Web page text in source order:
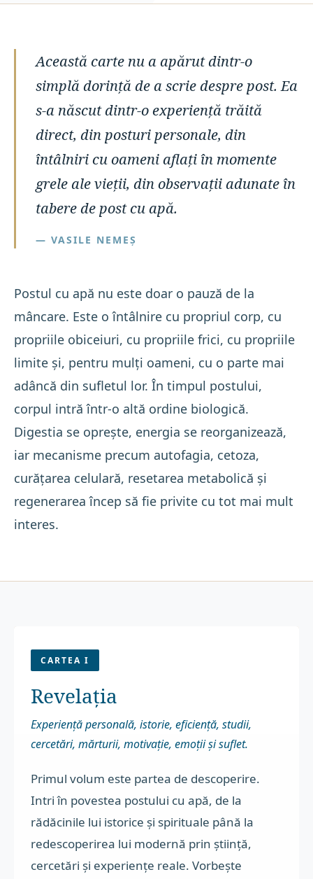
Această carte nu a apărut dintr-o
simplă dorință de a scrie despre post. Ea
s-a născut dintr-o experiență trăită
direct, din posturi personale, din
întâlniri cu oameni aflați în momente
grele ale vieții, din observații adunate în
tabere de post cu apă.
— VASILE NEMEȘ
Postul cu apă nu este doar o pauză de la
mâncare. Este o întâlnire cu propriul corp, cu
propriile obiceiuri, cu propriile frici, cu propriile
limite și, pentru mulți oameni, cu o parte mai
adâncă din sufletul lor. În timpul postului,
corpul intră într-o altă ordine biologică.
Digestia se oprește, energia se reorganizează,
iar mecanisme precum autofagia, cetoza,
curățarea celulară, resetarea metabolică și
regenerarea încep să fie privite cu tot mai mult
interes.
CARTEA I
Revelația
Experiență personală, istorie, eficiență, studii,
cercetări, mărturii, motivație, emoții și suflet.
Primul volum este partea de descoperire.
Intri în povestea postului cu apă, de la
rădăcinile lui istorice și spirituale până la
redescoperirea lui modernă prin știință,
cercetări și experiențe reale. Vorbește